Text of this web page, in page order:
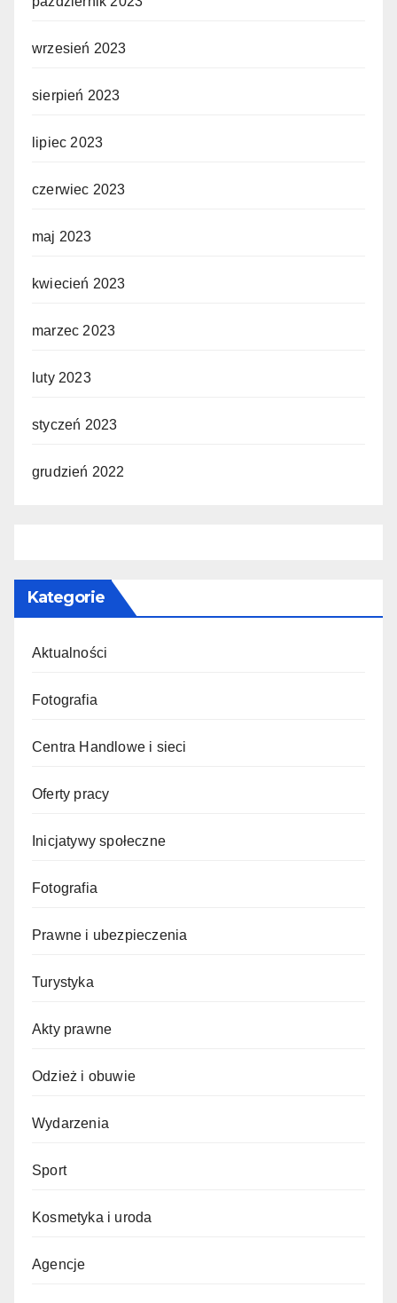
wrzesień 2023
sierpień 2023
lipiec 2023
czerwiec 2023
maj 2023
kwiecień 2023
marzec 2023
luty 2023
styczeń 2023
grudzień 2022
Kategorie
Aktualności
Fotografia
Centra Handlowe i sieci
Oferty pracy
Inicjatywy społeczne
Fotografia
Prawne i ubezpieczenia
Turystyka
Akty prawne
Odzież i obuwie
Wydarzenia
Sport
Kosmetyka i uroda
Agencje